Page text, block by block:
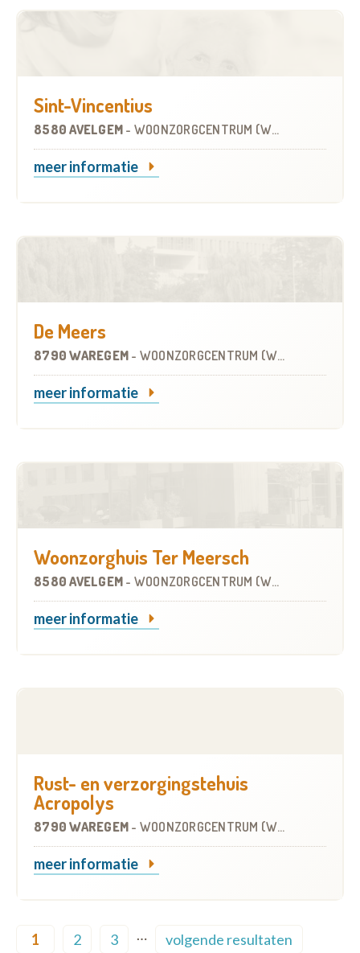
Sint-Vincentius
8580 AVELGEM - WOONZORGCENTRUM (WZC)
meer informatie
De Meers
8790 WAREGEM - WOONZORGCENTRUM (WZC)
meer informatie
Woonzorghuis Ter Meersch
8580 AVELGEM - WOONZORGCENTRUM (WZC)
meer informatie
Rust- en verzorgingstehuis
Acropolys
8790 WAREGEM - WOONZORGCENTRUM (WZC)
meer informatie
1 2 3
…
volgende resultaten